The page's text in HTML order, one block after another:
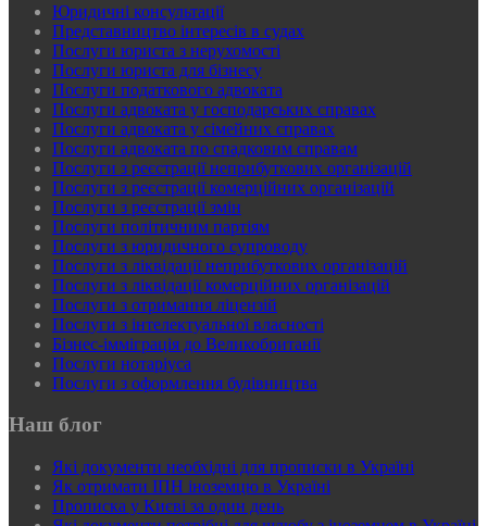
Юридичні консультації
Представництво інтересів в судах
Послуги юриста з нерухомості
Послуги юриста для бізнесу
Послуги податкового адвоката
Послуги адвоката у господарських справах
Послуги адвоката у сімейних справах
Послуги адвоката по спадковим справам
Послуги з реєстрації неприбуткових організацій
Послуги з реєстрації комерційних організацій
Послуги з реєстрації змін
Послуги політичним партіям
Послуги з юридичного супроводу
Послуги з ліквідації неприбуткових організацій
Послуги з ліквідації комерційних організацій
Послуги з отримання ліцензій
Послуги з інтелектуальної власності
Бізнес-імміграція до Великобританії
Послуги нотаріуса
Послуги з оформлення будівництва
Наш блог
Які документи необхідні для прописки в Україні
Як отримати ІПН іноземцю в Україні
Прописка у Києві за один день